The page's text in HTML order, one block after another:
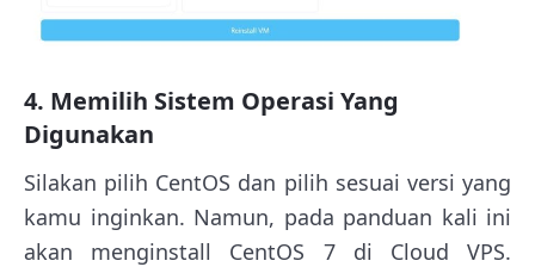
4. Memilih Sistem Operasi Yang
Digunakan
Silakan pilih CentOS dan pilih sesuai versi yang
kamu inginkan. Namun, pada panduan kali ini
akan menginstall CentOS 7 di Cloud VPS.